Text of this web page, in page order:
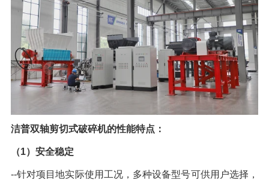
洁普双轴剪切式破碎机的性能特点：
（1）安全稳定
--针对项目地实际使用工况，多种设备型号可供用户选择，